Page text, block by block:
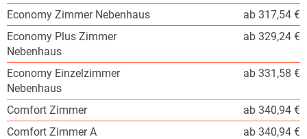
Economy Zimmer Nebenhaus
ab 317,54 €
Economy Plus Zimmer
Nebenhaus
ab 329,24 €
Economy Einzelzimmer
Nebenhaus
ab 331,58 €
Comfort Zimmer
ab 340,94 €
Comfort Zimmer A
ab 340,94 €